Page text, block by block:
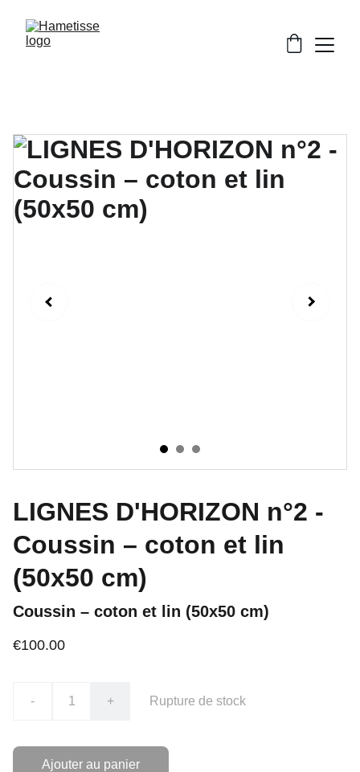
LIGNES D'HORIZON n°2 -
Coussin – coton et lin
(50x50 cm)
Coussin – coton et lin (50x50 cm)
€100.00
- + Rupture de stock
Ajouter au panier